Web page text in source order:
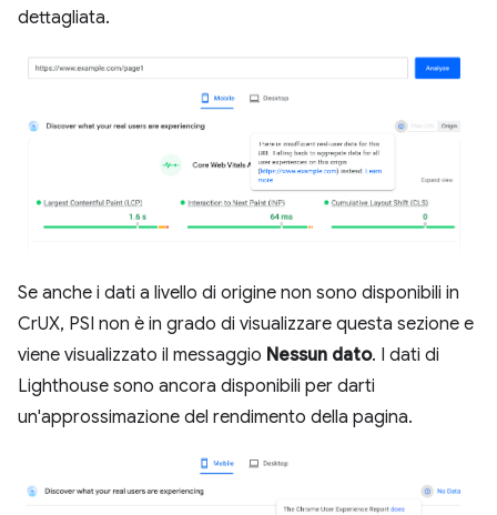
dettagliata.
Se anche i dati a livello di origine non sono disponibili in
CrUX, PSI non è in grado di visualizzare questa sezione e
viene visualizzato il messaggio Nessun dato. I dati di
Lighthouse sono ancora disponibili per darti
un'approssimazione del rendimento della pagina.